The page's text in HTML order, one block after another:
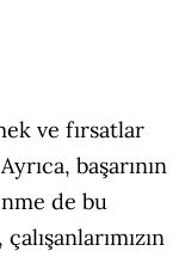
ve fırsatlar
başarının
de bu